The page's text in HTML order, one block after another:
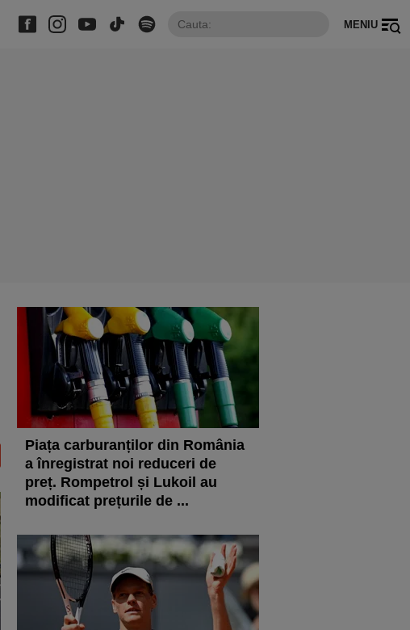
MENIU
Piața carburanților din România
a înregistrat noi reduceri de
preț. Rompetrol și Lukoil au
modificat prețurile de ...